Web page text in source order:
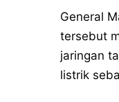
General
tersebut
jaringan
listrik